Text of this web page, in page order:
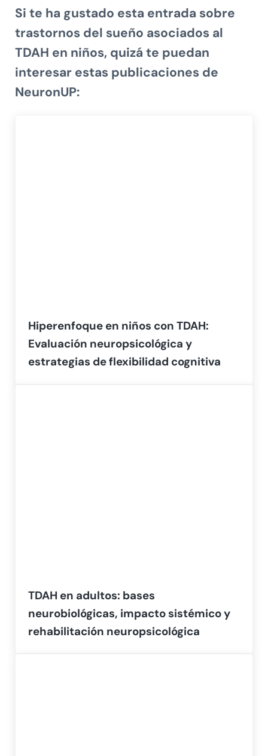
Si te ha gustado esta entrada sobre
trastornos del sueño asociados al
TDAH en niños, quizá te puedan
interesar estas publicaciones de
NeuronUP:
Hiperenfoque en niños con TDAH:
Evaluación neuropsicológica y
estrategias de flexibilidad cognitiva
TDAH en adultos: bases
neurobiológicas, impacto sistémico y
rehabilitación neuropsicológica